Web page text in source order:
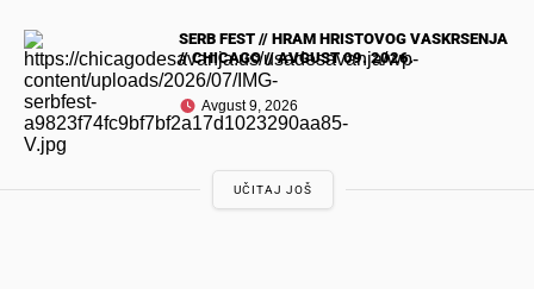
SERB FEST // HRAM HRISTOVOG VASKRSENJA
// CHICAGO // AVGUST 09. 2026.
Avgust 9, 2026
UČITAJ JOŠ